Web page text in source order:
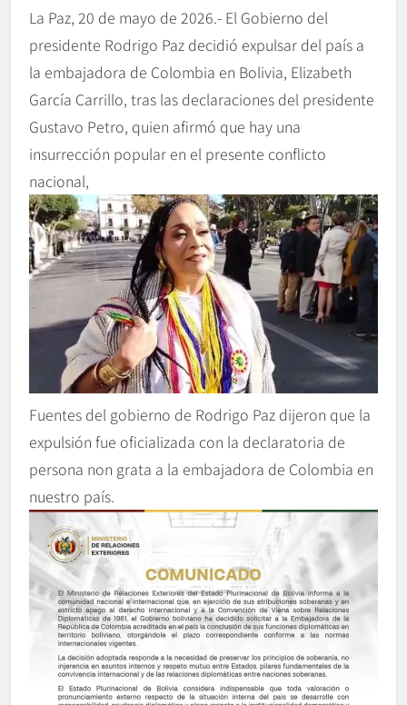
La Paz, 20 de mayo de 2026.- El Gobierno del
presidente Rodrigo Paz decidió expulsar del país a
la embajadora de Colombia en Bolivia, Elizabeth
García Carrillo, tras las declaraciones del presidente
Gustavo Petro, quien afirmó que hay una
insurrección popular en el presente conflicto
nacional,
Fuentes del gobierno de Rodrigo Paz dijeron que la
expulsión fue oficializada con la declaratoria de
persona non grata a la embajadora de Colombia en
nuestro país.